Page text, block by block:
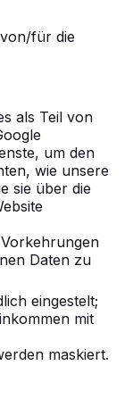
für die
als Teil von
um den
wie unsere
sie über die
Daten zu
eingestelt;
mit
maskiert.
Europa
wo Sie
finden.